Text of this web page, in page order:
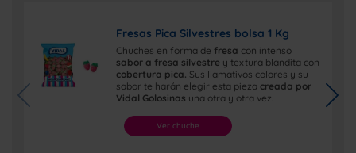
Fresas Pica Silvestres bolsa 1 Kg
Chuches en forma de fresa con intenso
sabor a fresa silvestre y textura blandita con
cobertura pica. Sus llamativos colores y su
sabor te harán elegir esta pieza creada por
Vidal Golosinas una otra y otra vez.
Ver chuche